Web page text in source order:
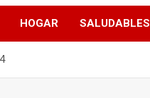
HOGAR SALUDABLES